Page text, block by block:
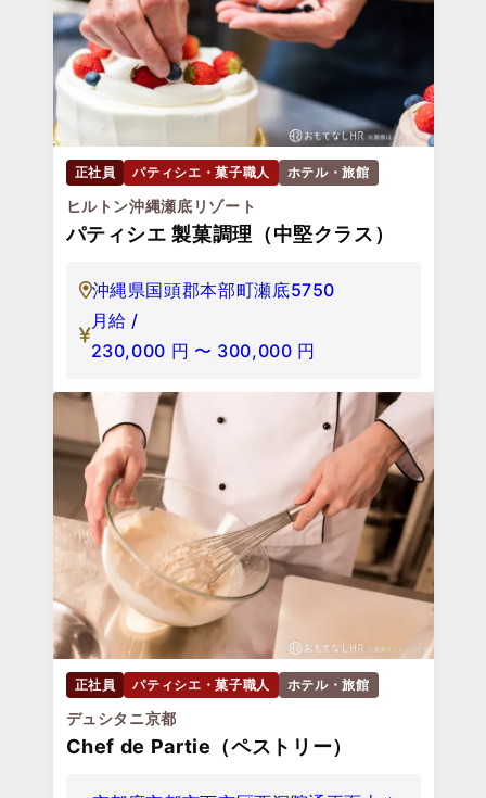
正社員 パティシエ・菓子職人 ホテル・旅館
ヒルトン沖縄瀬底リゾート
パティシエ 製菓調理（中堅クラス）
沖縄県国頭郡本部町瀬底5750
月給 /
230,000 円 〜 300,000 円
正社員 パティシエ・菓子職人 ホテル・旅館
デュシタニ京都
Chef de Partie（ペストリー）